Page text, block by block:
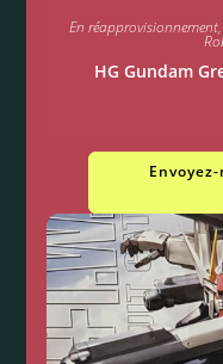
En réapprovisionnement,
HG Gundam